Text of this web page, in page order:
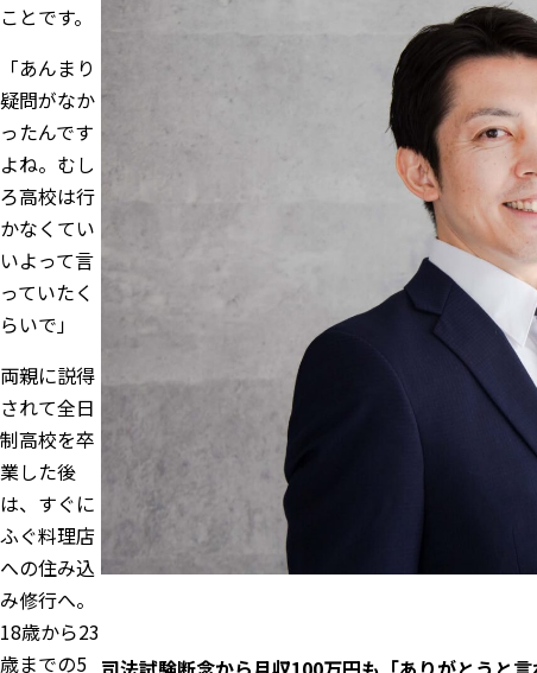
ことです。
「あんまり
疑問がなか
ったんです
よね。むし
ろ高校は行
かなくてい
いよって言
っていたく
らいで」
両親に説得
されて全日
制高校を卒
業した後
は、すぐに
ふぐ料理店
への住み込
み修行へ。
18歳から23
歳までの5